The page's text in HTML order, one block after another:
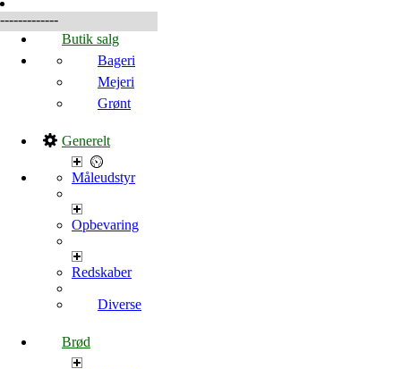
-------------
Butik salg
Bageri
Mejeri
Grønt
Generelt
Måleudstyr
Opbevaring
Redskaber
Diverse
Brød